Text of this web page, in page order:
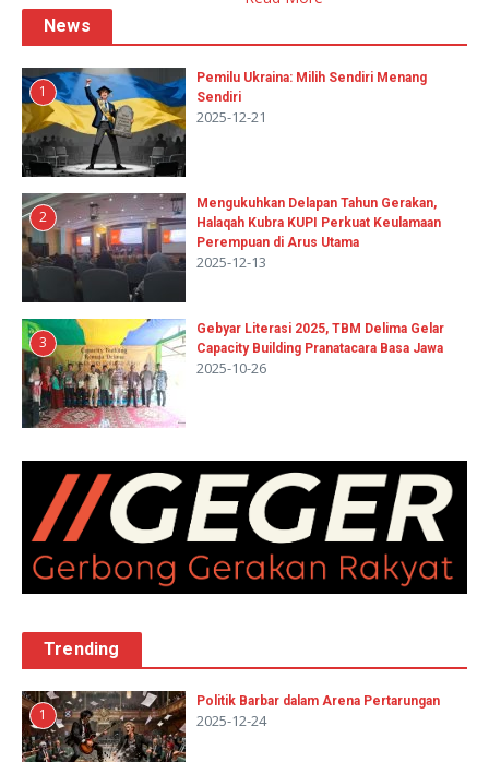
News
1
Pemilu Ukraina: Milih Sendiri Menang
Sendiri
2025-12-21
2
Mengukuhkan Delapan Tahun Gerakan,
Halaqah Kubra KUPI Perkuat Keulamaan
Perempuan di Arus Utama
2025-12-13
3
Gebyar Literasi 2025, TBM Delima Gelar
Capacity Building Pranatacara Basa Jawa
2025-10-26
Trending
1
Politik Barbar dalam Arena Pertarungan
2025-12-24